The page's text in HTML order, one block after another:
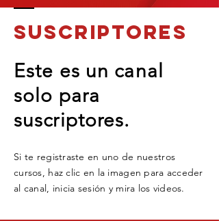
suscriptores
Este es un canal
solo para
suscriptores.
Si te registraste en uno de nuestros
cursos, haz clic en la imagen para acceder
al canal, inicia sesión y mira los videos.